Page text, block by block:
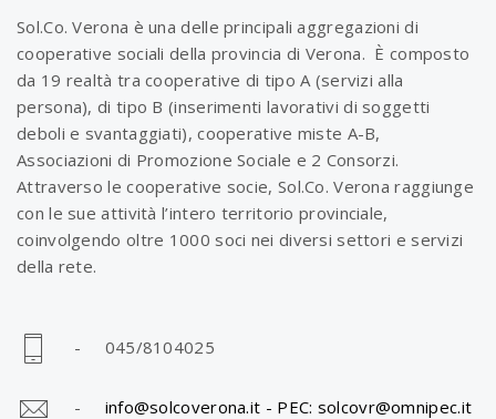
Sol.Co. Verona è una delle principali aggregazioni di
cooperative sociali della provincia di Verona. È composto
da 19 realtà tra cooperative di tipo A (servizi alla
persona), di tipo B (inserimenti lavorativi di soggetti
deboli e svantaggiati), cooperative miste A-B,
Associazioni di Promozione Sociale e 2 Consorzi.
Attraverso le cooperative socie, Sol.Co. Verona raggiunge
con le sue attività l’intero territorio provinciale,
coinvolgendo oltre 1000 soci nei diversi settori e servizi
della rete.
- 045/8104025
- info@solcoverona.it - PEC: solcovr@omnipec.it